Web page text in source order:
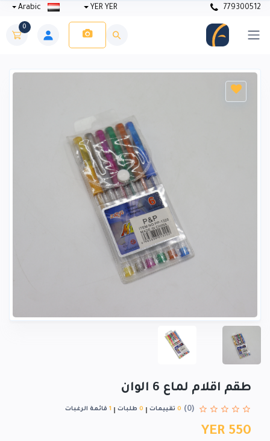
779300512
YER YER
0
طقم اقلام لماع 6 الوان
(0)
0 تقييمات 0 طلبات 1 قائمة الرغبات
YER 550